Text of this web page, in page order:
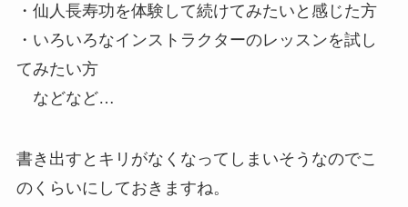
・仙人長寿功を体験して続けてみたいと感じた方
・いろいろなインストラクターのレッスンを試し
てみたい方
などなど…
書き出すとキリがなくなってしまいそうなのでこ
のくらいにしておきますね。